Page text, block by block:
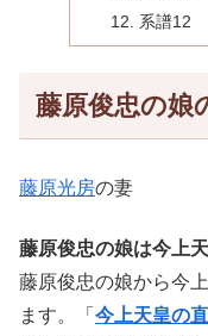
系譜12
藤原俊忠の娘
藤原光房の妻
藤原俊忠の娘は今上
藤原俊忠の娘から今
ます。「 今上天皇の